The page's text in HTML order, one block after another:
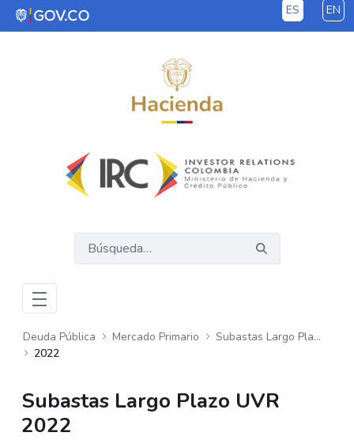
Saltar al contenido principal ES EN
Deuda Pública Mercado Primario
Subastas Largo Plazo - UVR
2022
Subastas Largo Plazo UVR
2022